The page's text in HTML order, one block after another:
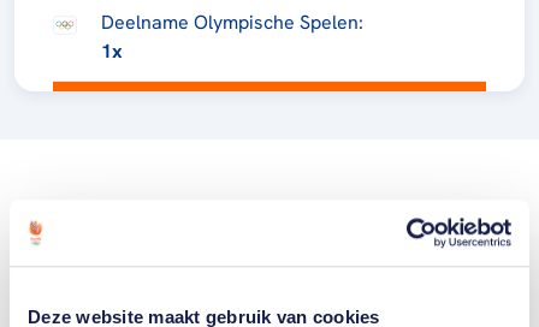
Deze website maakt gebruik van cookies
Deelname Olympische Spelen:
1x